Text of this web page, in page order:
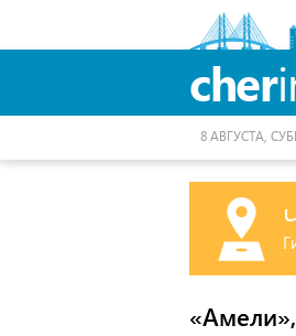
cher
8 АВГУСТА,